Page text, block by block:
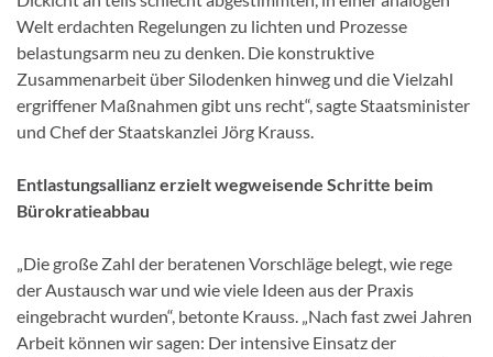
Welt erdachten Regelungen zu lichten und Prozesse
belastungsarm neu zu denken. Die konstruktive
Zusammenarbeit über Silodenken hinweg und die Vielzahl
ergriffener Maßnahmen gibt uns recht“, sagte Staatsminister
und Chef der Staatskanzlei Jörg Krauss.
Entlastungsallianz erzielt wegweisende Schritte beim
Bürokratieabbau
„Die große Zahl der beratenen Vorschläge belegt, wie rege
der Austausch war und wie viele Ideen aus der Praxis
eingebracht wurden“, betonte Krauss. „Nach fast zwei Jahren
Arbeit können wir sagen: Der intensive Einsatz der